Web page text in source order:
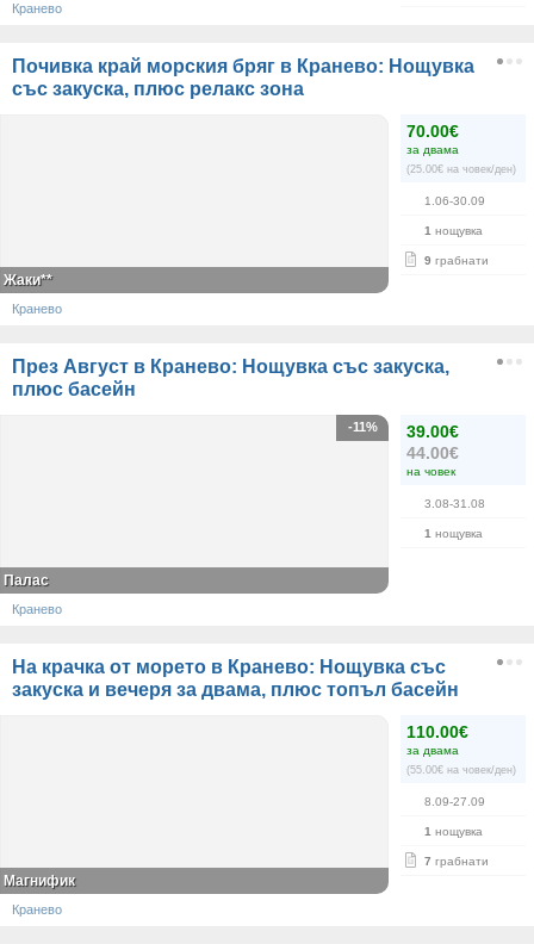
Кранево
Почивка край морския бряг в Кранево: Нощувка
със закуска, плюс релакс зона
70.00€
за двама
(25.00€ на човек/ден)
1.06-30.09
1 нощувка
9 грабнати
Жаки**
Кранево
През Август в Кранево: Нощувка със закуска,
плюс басейн
39.00€
44.00€
на човек
3.08-31.08
1 нощувка
-11%
Палас
Кранево
На крачка от морето в Кранево: Нощувка със
закуска и вечеря за двама, плюс топъл басейн
110.00€
за двама
(55.00€ на човек/ден)
8.09-27.09
1 нощувка
7 грабнати
Магнифик
Кранево